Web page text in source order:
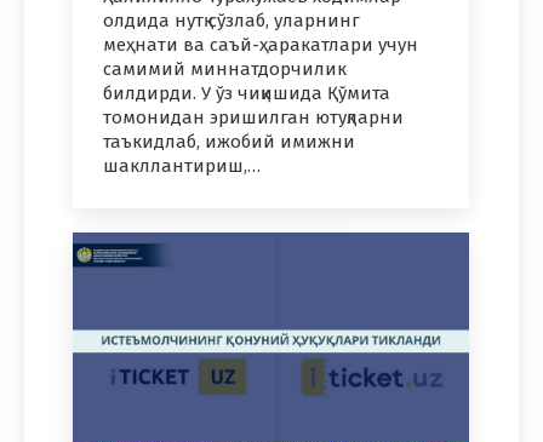
олдида нутқ сўзлаб, уларнинг
меҳнати ва саъй-ҳаракатлари учун
самимий миннатдорчилик
билдирди. У ўз чиқишида Қўмита
томонидан эришилган ютуқларни
таъкидлаб, ижобий имижни
шакллантириш,…